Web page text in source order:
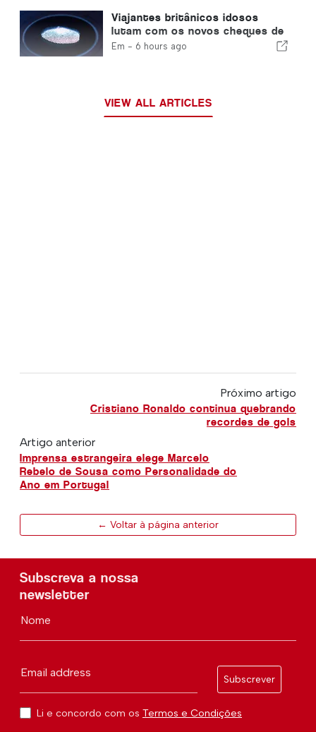
Viajantes britânicos idosos
lutam com os novos cheques de
impressão digital da União
Em - 6 hours ago
VIEW ALL ARTICLES
Próximo artigo
Cristiano Ronaldo continua quebrando
recordes de gols
Artigo anterior
Imprensa estrangeira elege Marcelo
Rebelo de Sousa como Personalidade do
Ano em Portugal
← Voltar à página anterior
Subscreva a nossa
newsletter
Nome
Email address
Subscrever
Li e concordo com os Termos e Condições